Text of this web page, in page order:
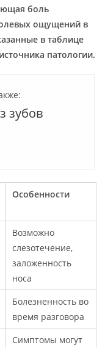
боль
ощущений в
в таблице
патологии.
зубов
Особенности
Возможно
слезотечение,
заложенность
носа
Болезненность во
время разговора
Симптомы могут